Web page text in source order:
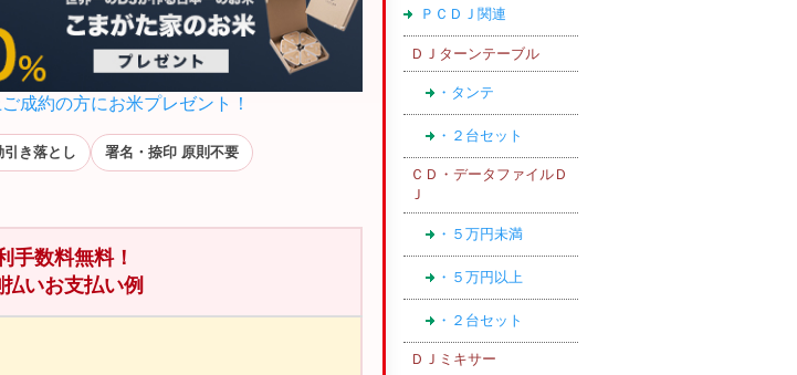
ＰＣＤＪ関連
ＤＪターンテーブル
・タンテ
・２台セット
ＣＤ・データファイルＤ
Ｊ
・５万円未満
・５万円以上
・２台セット
ＤＪミキサー
成約の方にお米プレゼント！
引き落とし 署名・捺印 原則不要
手数料無料！
いお支払い例